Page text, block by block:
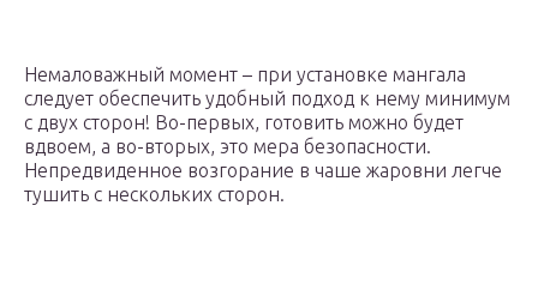
Немаловажный момент – при установке мангала
следует обеспечить удобный подход к нему минимум
с двух сторон! Во-первых, готовить можно будет
вдвоем, а во-вторых, это мера безопасности.
Непредвиденное возгорание в чаше жаровни легче
тушить с нескольких сторон.